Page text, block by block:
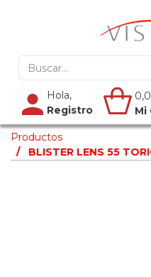
Hola,
Registro
Mi
Productos
BLISTER LENS 55